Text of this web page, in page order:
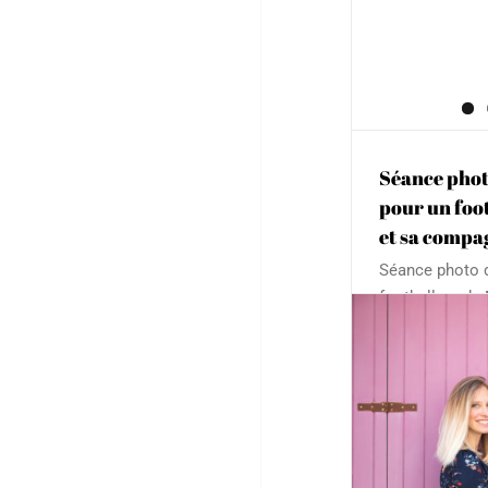
Séance
pour un
et sa
Séance photo
footballeur du
professionnel
Sport Club, a
photo à sa
Un couple
de douceur